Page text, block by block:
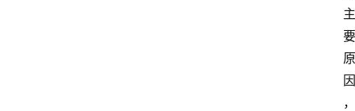
主
要
原
因
，